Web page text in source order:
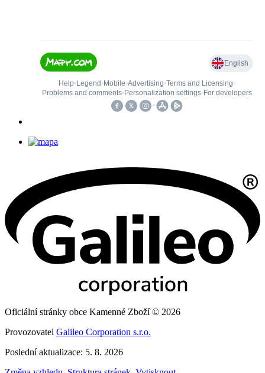
Oficiální stránky obce Kamenné Zboží © 2026
Provozovatel Galileo Corporation s.r.o.
Poslední aktualizace: 5. 8. 2026